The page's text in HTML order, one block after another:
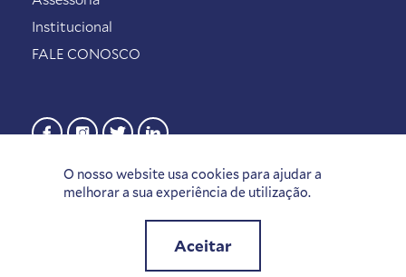
O nosso website usa cookies para ajudar a
melhorar a sua experiência de utilização.
Aceitar
Institucional
FALE CONOSCO